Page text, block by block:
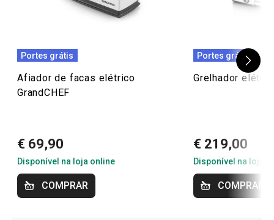
Portes grátis
Afiador de facas elétrico
GrandCHEF
€ 69,90
Disponível na loja online
COMPRAR
Portes grátis
Grelhador
€ 219,00
Disponível na loja
COMPRAR